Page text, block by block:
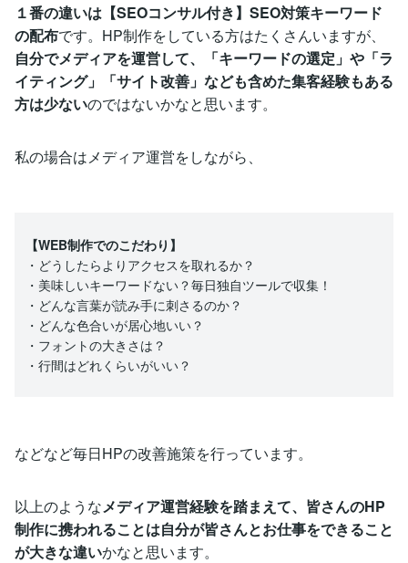
１番の違いは【SEOコンサル付き】SEO対策キーワード
の配布です。HP制作をしている方はたくさんいますが、
自分でメディアを運営して、「キーワードの選定」や「ラ
イティング」「サイト改善」なども含めた集客経験もある
方は少ないのではないかなと思います。
私の場合はメディア運営をしながら、
【WEB制作でのこだわり】
・どうしたらよりアクセスを取れるか？
・美味しいキーワードない？毎日独自ツールで収集！
・どんな言葉が読み手に刺さるのか？
・どんな色合いが居心地いい？
・フォントの大きさは？
・行間はどれくらいがいい？
などなど毎日HPの改善施策を行っています。
以上のようなメディア運営経験を踏まえて、皆さんのHP
制作に携われることは自分が皆さんとお仕事をできること
が大きな違いかなと思います。